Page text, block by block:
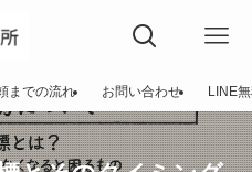
までの流れ お問い合わせ LINE